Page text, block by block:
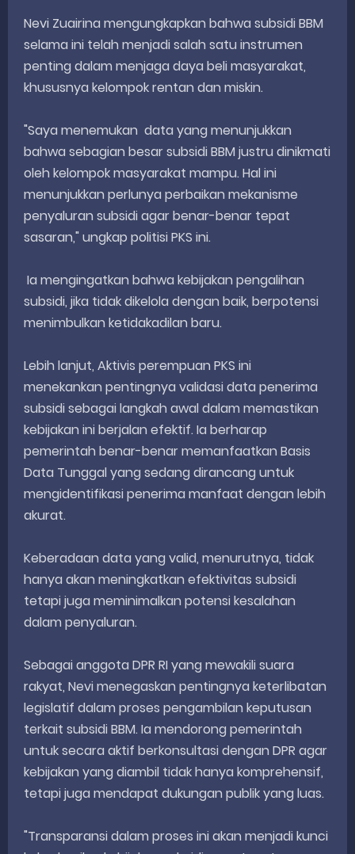
Nevi Zuairina mengungkapkan bahwa subsidi BBM
selama ini telah menjadi salah satu instrumen
penting dalam menjaga daya beli masyarakat,
khususnya kelompok rentan dan miskin.
"Saya menemukan data yang menunjukkan
bahwa sebagian besar subsidi BBM justru dinikmati
oleh kelompok masyarakat mampu. Hal ini
menunjukkan perlunya perbaikan mekanisme
penyaluran subsidi agar benar-benar tepat
sasaran," ungkap politisi PKS ini.
Ia mengingatkan bahwa kebijakan pengalihan
subsidi, jika tidak dikelola dengan baik, berpotensi
menimbulkan ketidakadilan baru.
Lebih lanjut, Aktivis perempuan PKS ini
menekankan pentingnya validasi data penerima
subsidi sebagai langkah awal dalam memastikan
kebijakan ini berjalan efektif. Ia berharap
pemerintah benar-benar memanfaatkan Basis
Data Tunggal yang sedang dirancang untuk
mengidentifikasi penerima manfaat dengan lebih
akurat.
Keberadaan data yang valid, menurutnya, tidak
hanya akan meningkatkan efektivitas subsidi
tetapi juga meminimalkan potensi kesalahan
dalam penyaluran.
Sebagai anggota DPR RI yang mewakili suara
rakyat, Nevi menegaskan pentingnya keterlibatan
legislatif dalam proses pengambilan keputusan
terkait subsidi BBM. Ia mendorong pemerintah
untuk secara aktif berkonsultasi dengan DPR agar
kebijakan yang diambil tidak hanya komprehensif,
tetapi juga mendapat dukungan publik yang luas.
"Transparansi dalam proses ini akan menjadi kunci